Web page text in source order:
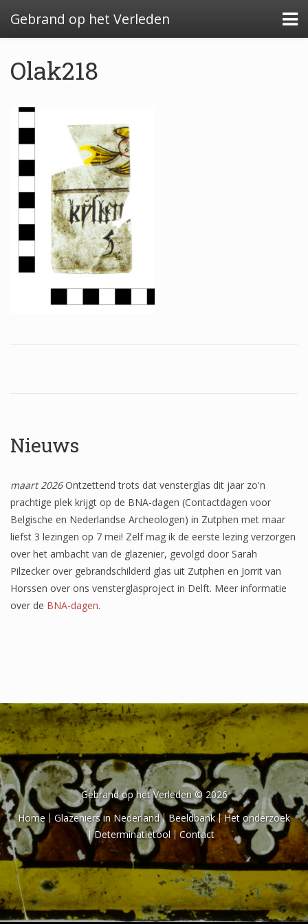
Gebrand op het Verleden
Algemeen: Glazeniersafval in Nederland
Algemeen: de glazenier
Uitwerking: Zutphen-Dieserstraat, 1583-1600
Uitwerking: Oldenzaal-Boterstraat, 1650-1700
Quickscan: Groenlo-Nieuwstad, 1650-1800
Quickscan: Groenlo-Notenboomstraat, 1700-
1750
Boordglazen
Omlijsting
Teksten
Onbeschilderd glas
Literatuurlijst
Nieuws
maart 2026Ontzettend trots dat vensterglas dit jaar zo'n
prachtige plek krijgt op de BNA-dagen (Contactdagen voor
Belgische en Nederlandse Archeologen) in Zutphen met maar
liefst 3 lezingen op 7 mei! Zelf mag ik de eerste lezing verzorgen
over het ambacht van de glazenier, gevolgd door Sarah
Pilzecker over gebrandschilderd glas uit Zutphen en Jorrit van
Horssen over ons vensterglasproject in Delft. Meer informatie
over de BNA-dagen.
Olak218
Gebrand op het Verleden © 2026
Home
Glazeniers in Nederland Beeldbank
Het onderzoek
Determinatietool
Contact